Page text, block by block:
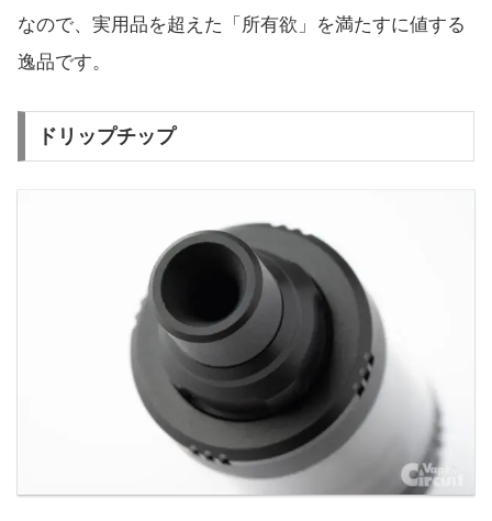
なので、実用品を超えた「所有欲」を満たすに値する
逸品です。
ドリップチップ